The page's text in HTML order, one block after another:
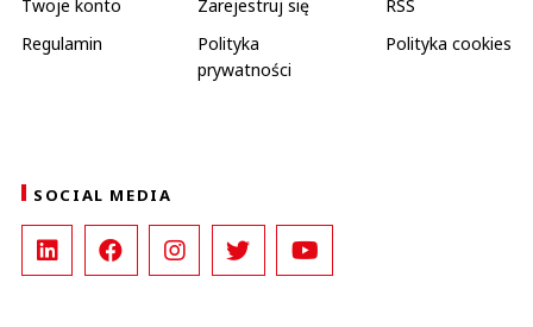
Twoje konto
Zarejestruj się
RSS
Regulamin
Polityka
prywatności
Polityka cookies
SOCIAL MEDIA